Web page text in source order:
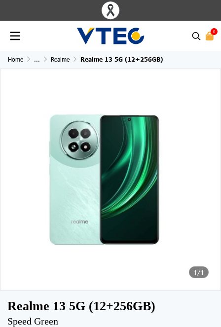
0
Home ... Realme Realme 13 5G (12+256GB)
1/1
Realme 13 5G (12+256GB)
Speed Green